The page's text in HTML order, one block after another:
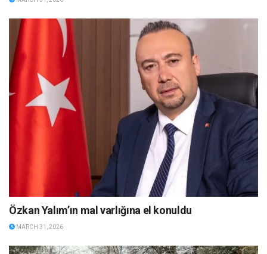
Özkan Yalım’ın mal varlığına el konuldu
MARCH 31, 2026